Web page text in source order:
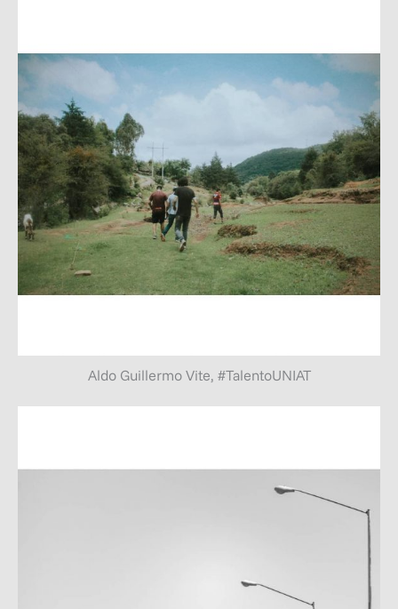
Aldo Guillermo Vite, #TalentoUNIAT